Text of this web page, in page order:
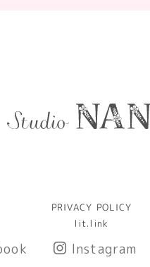
PRIVACY POLICY
lit.link
Instagram